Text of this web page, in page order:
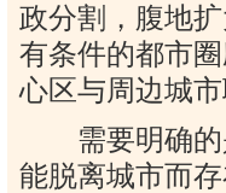
政分割，腹地
有条件的都市
心区与周边城
需要明确的
能脱离城市而